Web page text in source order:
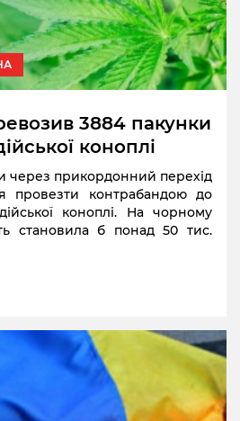
3884 пакунки
коноплі
через прикордонний перехід
провезти контрабандою до
коноплі. На чорному
становила б понад 50 тис.